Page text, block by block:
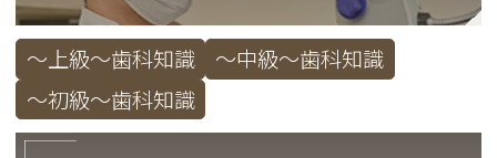
～上級～歯科知識
～中級～歯科知識
～初級～歯科知識